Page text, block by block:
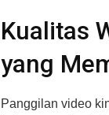
Kualitas
yang
Panggilan video